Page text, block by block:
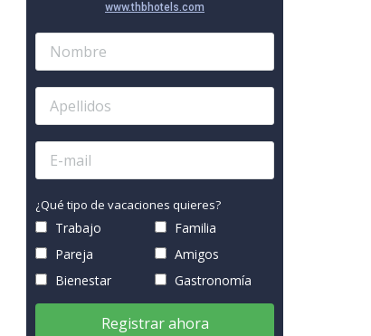
www.thbhotels.com
¿Qué tipo de vacaciones quieres?
Trabajo
Familia
Pareja
Amigos
Bienestar
Gastronomía
Registrar ahora